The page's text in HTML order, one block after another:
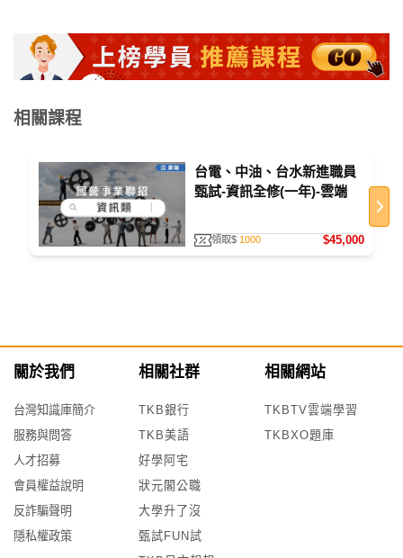
相關課程
台電、中油、台水新進職員
甄試-資訊全修(一年)-雲端
領取$ 1000 $45,000
關於我們
台灣知識庫簡介
服務與問答
人才招募
會員權益說明
反詐騙聲明
隱私權政策
相關社群
TKB銀行
TKB美語
好學阿宅
狀元閣公職
大學升了沒
甄試FUN試
相關網站
TKBTV雲端學習
TKBXO題庫